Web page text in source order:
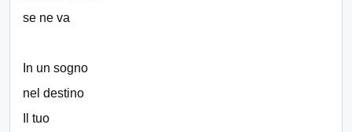
se ne va
In un sogno
nel destino
Il tuo